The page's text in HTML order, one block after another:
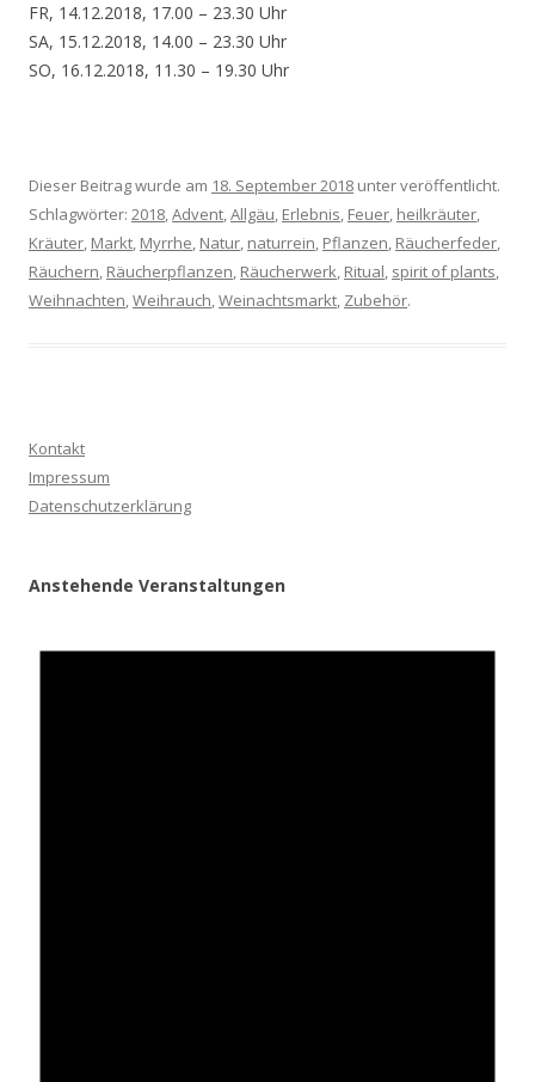
FR, 14.12.2018, 17.00 – 23.30 Uhr
SA, 15.12.2018, 14.00 – 23.30 Uhr
SO, 16.12.2018, 11.30 – 19.30 Uhr
Dieser Beitrag wurde am 18. September 2018 unter veröffentlicht.
Schlagwörter: 2018,Advent,Allgäu, Erlebnis, Feuer, heilkräuter,
Kräuter, Markt, Myrrhe, Natur, naturrein, Pflanzen, Räucherfeder,
Räuchern, Räucherpflanzen, Räucherwerk, Ritual, spirit of plants,
Weihnachten,Weihrauch,Weinachtsmarkt, Zubehör.
Kontakt
Impressum
Datenschutzerklärung
Anstehende Veranstaltungen